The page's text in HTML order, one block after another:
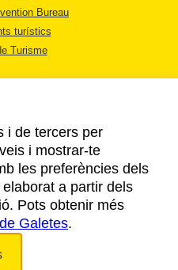
Bureau
turístics
Turisme
PRIVACITAT
i de tercers per
i mostrar-te
les preferències dels
a partir dels
Pots obtenir més
Galetes.